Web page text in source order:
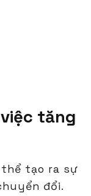
tăng
tạo ra sự
đổi.